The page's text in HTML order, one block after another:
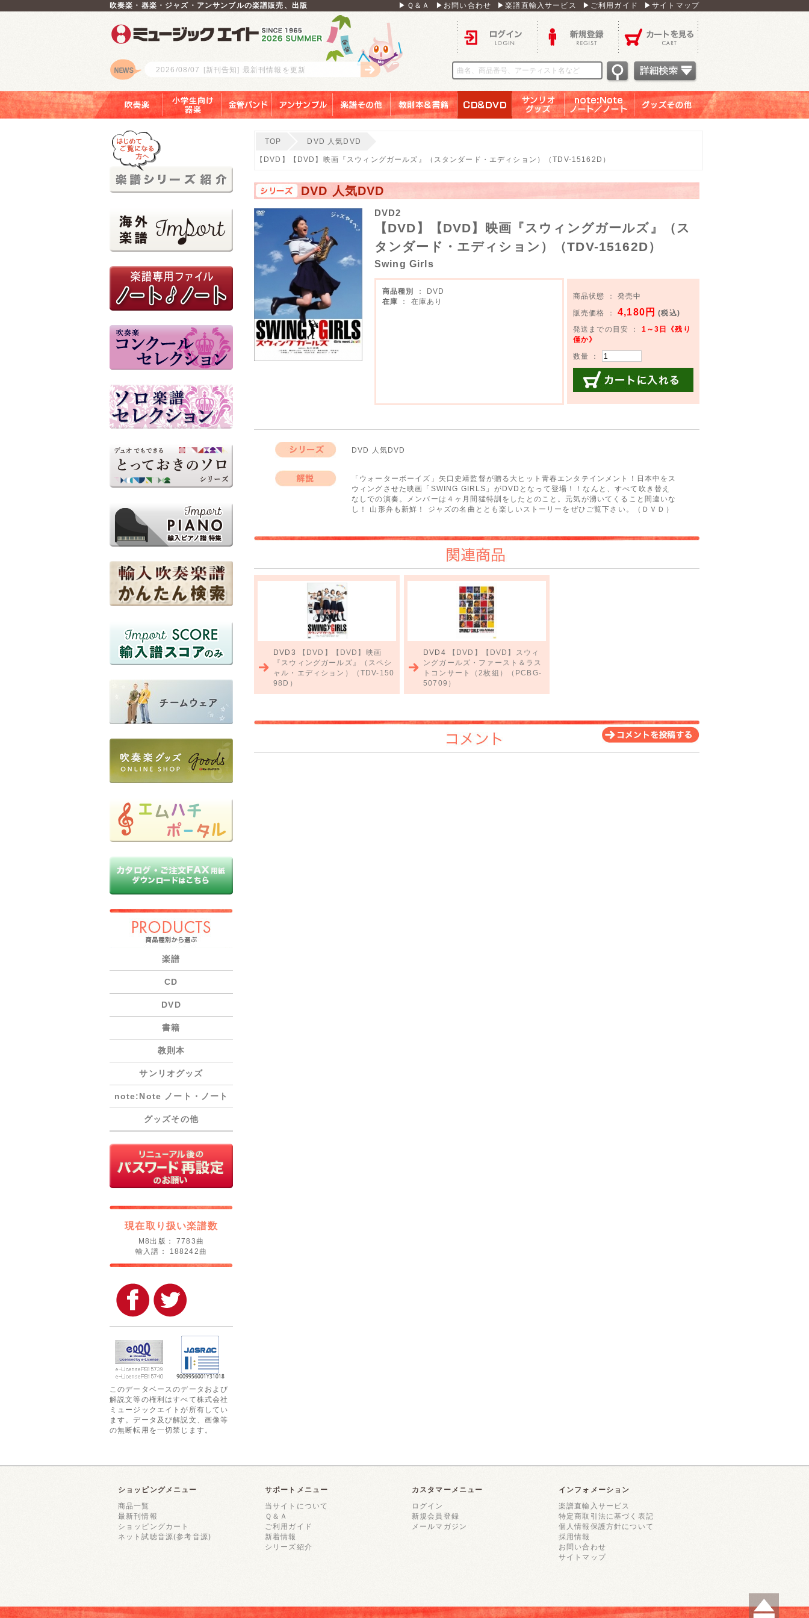
吹奏楽・器楽・ジャズ・アンサンブルの楽譜販売、出版 ▶Ｑ＆Ａ ▶お問い合わせ ▶楽譜直輸入サービス ▶ご利用ガイド ▶サイトマップ
ロゴ
2026/08/07 [新刊告知] 最新刊情報を更新
楽譜
CD
DVD
書籍
教則本
サンリオグッズ
note:Note ノート・ノート
グッズその他
現在取り扱い楽譜数
M8出版： 7783曲
輸入譜： 188242曲
このデータベースのデータおよび
解説文等の権利はすべて株式会社
ミュージックエイトが所有してい
ます。データ及び解説文、画像等
の無断転用を一切禁じます。
TOP DVD 人気DVD
【DVD】【DVD】映画『スウィングガールズ』（スタンダード・エディション）（TDV-15162D）
DVD 人気DVD
DVD2
【DVD】【DVD】映画『スウィングガールズ』（ス
タンダード・エディション）（TDV-15162D）
Swing Girls
商品種別
： DVD
在庫
： 在庫あり
商品状態 ： 発売中
販売価格 ：4,180円 (税込)
発送までの目安 ： 1～3日《残り
僅か》
数量 ：
DVD 人気DVD
「ウォーターボーイズ」矢口史靖監督が贈る大ヒット青春エンタテインメント！日本中をス
ウィングさせた映画「SWING GIRLS」がDVDとなって登場！！なんと、すべて吹き替え
なしでの演奏。メンバーは４ヶ月間猛特訓をしたとのこと。元気が湧いてくること間違いな
し！ 山形弁も新鮮！ ジャズの名曲ととも楽しいストーリーをぜひご覧下さい。（ＤＶＤ）
関連商品
DVD3
【DVD】【DVD】映画
『スウィングガールズ』（スペシ
ャル・エディション）（TDV-150
98D）
DVD4
【DVD】【DVD】スウィ
ングガールズ・ファースト＆ラス
トコンサート（2枚組）（PCBG-
50709）
コメント
ショッピングメニュー
商品一覧
最新刊情報
ショッピングカート
ネット試聴音源(参考音源)
サポートメニュー
当サイトについて
Ｑ＆Ａ
ご利用ガイド
新着情報
シリーズ紹介
カスタマーメニュー
ログイン
新規会員登録
メールマガジン
インフォメーション
楽譜直輸入サービス
特定商取引法に基づく表記
個人情報保護方針について
採用情報
お問い合わせ
サイトマップ